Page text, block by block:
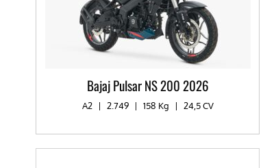
Bajaj Pulsar NS 200 2026
A2 | 2.749 | 158 Kg | 24,5 CV